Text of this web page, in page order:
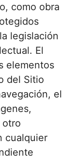
como obra
legislación
El
elementos
del Sitio
el
otro
cualquier